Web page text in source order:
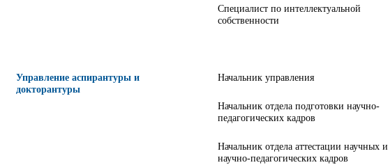
Специалист по интеллектуальной
собственности
Управление аспирантуры и
докторантуры
Начальник управления
Начальник отдела подготовки научно-
педагогических кадров
Начальник отдела аттестации научных и
научно-педагогических кадров